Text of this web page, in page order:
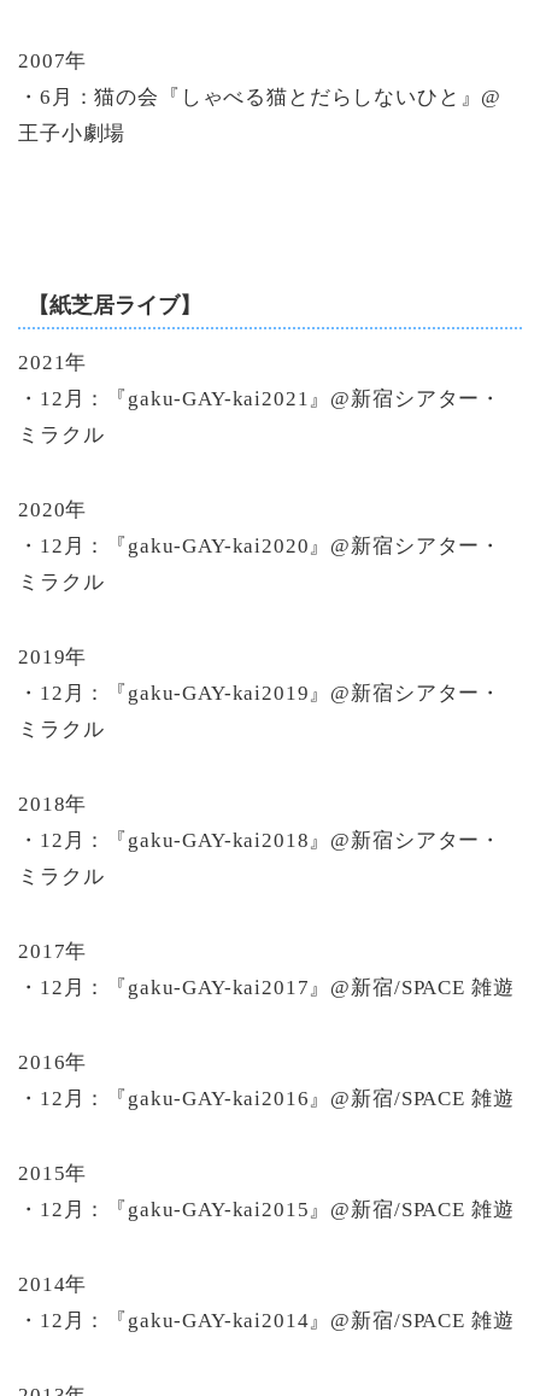
2007年
・6月：猫の会『しゃべる猫とだらしないひと』@
王子小劇場
【紙芝居ライブ】
2021年
・12月：『gaku-GAY-kai2021』@新宿シアター・
ミラクル
2020年
・12月：『gaku-GAY-kai2020』@新宿シアター・
ミラクル
2019年
・12月：『gaku-GAY-kai2019』@新宿シアター・
ミラクル
2018年
・12月：『gaku-GAY-kai2018』@新宿シアター・
ミラクル
2017年
・12月：『gaku-GAY-kai2017』@新宿/SPACE 雑遊
2016年
・12月：『gaku-GAY-kai2016』@新宿/SPACE 雑遊
2015年
・12月：『gaku-GAY-kai2015』@新宿/SPACE 雑遊
2014年
・12月：『gaku-GAY-kai2014』@新宿/SPACE 雑遊